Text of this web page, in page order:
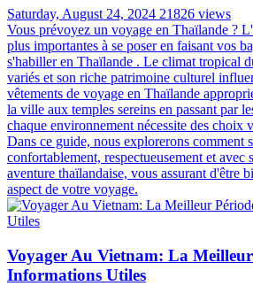
Saturday, August 24, 2024 21826 views
Vous prévoyez un voyage en Thaïlande ?
plus importantes à se poser en faisant vos
s'habiller en Thaïlande . Le climat tropical
variés et son riche patrimoine culturel
vêtements de voyage en Thaïlande
la ville aux temples sereins en passant par
chaque environnement nécessite des choix
Dans ce guide, nous explorerons comment
confortablement, respectueusement et avec
aventure thaïlandaise, vous assurant d'être
aspect de votre voyage.
Voyager Au Vietnam: La
Informations Utiles